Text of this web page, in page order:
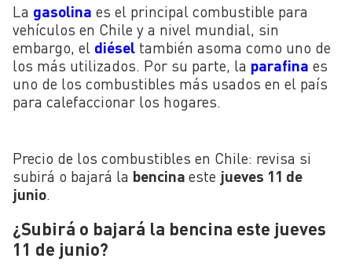
La gasolina es el principal combustible para
vehículos en Chile y a nivel mundial, sin
embargo, el diésel también asoma como uno de
los más utilizados. Por su parte, la parafina es
uno de los combustibles más usados en el país
para calefaccionar los hogares.
Precio de los combustibles en Chile: revisa si
subirá o bajará la bencina este jueves 11 de
junio.
¿Subirá o bajará la bencina este jueves
11 de junio?